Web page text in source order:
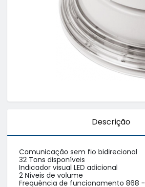
Descrição
Comunicação sem fio bidirecional
32 Tons disponíveis
Indicador visual LED adicional
2 Níveis de volume
Frequência de funcionamento 868 -